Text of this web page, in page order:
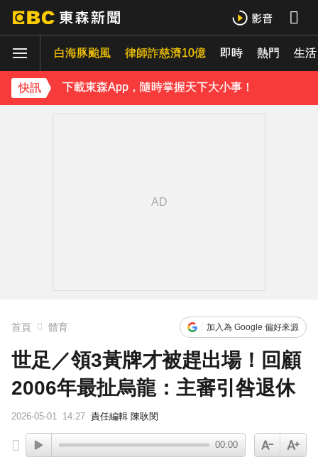
白海豚颱風 律師詐慈濟10億 即時 熱門 生活
快訊
《理財達人秀》X 安聯投信免費講座報名中！搶先卡位 2027
下載東森App，隨時掌握天下大小事！
首頁 體育 加入為 Google 偏好來源
世足／領3黃牌才被趕出場！回顧
2006年最扯烏龍：主審引咎退休
2026-05-01 14:27 責任編輯 陳耿閔
00:00